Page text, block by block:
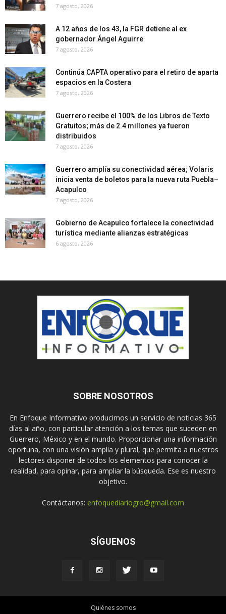
7 agosto, 2026
A 12 años de los 43, la FGR detiene al ex
gobernador Ángel Aguirre
7 agosto, 2026
Continúa CAPTA operativo para el retiro de aparta
espacios en la Costera
7 agosto, 2026
Guerrero recibe el 100% de los Libros de Texto
Gratuitos; más de 2.4 millones ya fueron
distribuidos
7 agosto, 2026
Guerrero amplía su conectividad aérea; Volaris
inicia venta de boletos para la nueva ruta Puebla–
Acapulco
7 agosto, 2026
Gobierno de Acapulco fortalece la conectividad
turística mediante alianzas estratégicas
6 agosto, 2026
SOBRE NOSOTROS
En Enfoque Informativo producimos un servicio de noticias 365
días al año, con particular atención a los temas que suceden en
Guerrero, México y en el mundo. Proporcionar una información
oportuna, con una visión amplia y plural, que permita a nuestros
lectores disponer de todos los elementos para conocer la
realidad, para opinar, para ampliar la búsqueda. Ese es nuestro
objetivo.
Contáctanos: enfoquediariogro@gmail.com
SÍGUENOS
Quiénes somos